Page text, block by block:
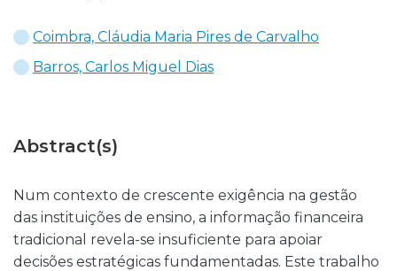
Coimbra, Cláudia Maria Pires de Carvalho
Barros, Carlos Miguel Dias
Abstract(s)
Num contexto de crescente exigência na gestão
das instituições de ensino, a informação financeira
tradicional revela-se insuficiente para apoiar
decisões estratégicas fundamentadas. Este trabalho